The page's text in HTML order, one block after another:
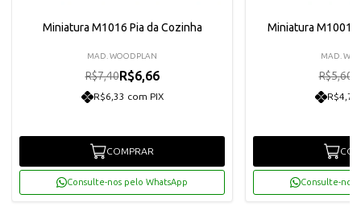
Miniatura M1016 Pia da Cozinha
MAD. WOODPLAN
R$7,40R$6,66
R$6,33 com PIX
COMPRAR
Consulte-nos pelo WhatsApp
Miniatura M1001
MAD.
R$5,60
R$4,79
Consulte-nos